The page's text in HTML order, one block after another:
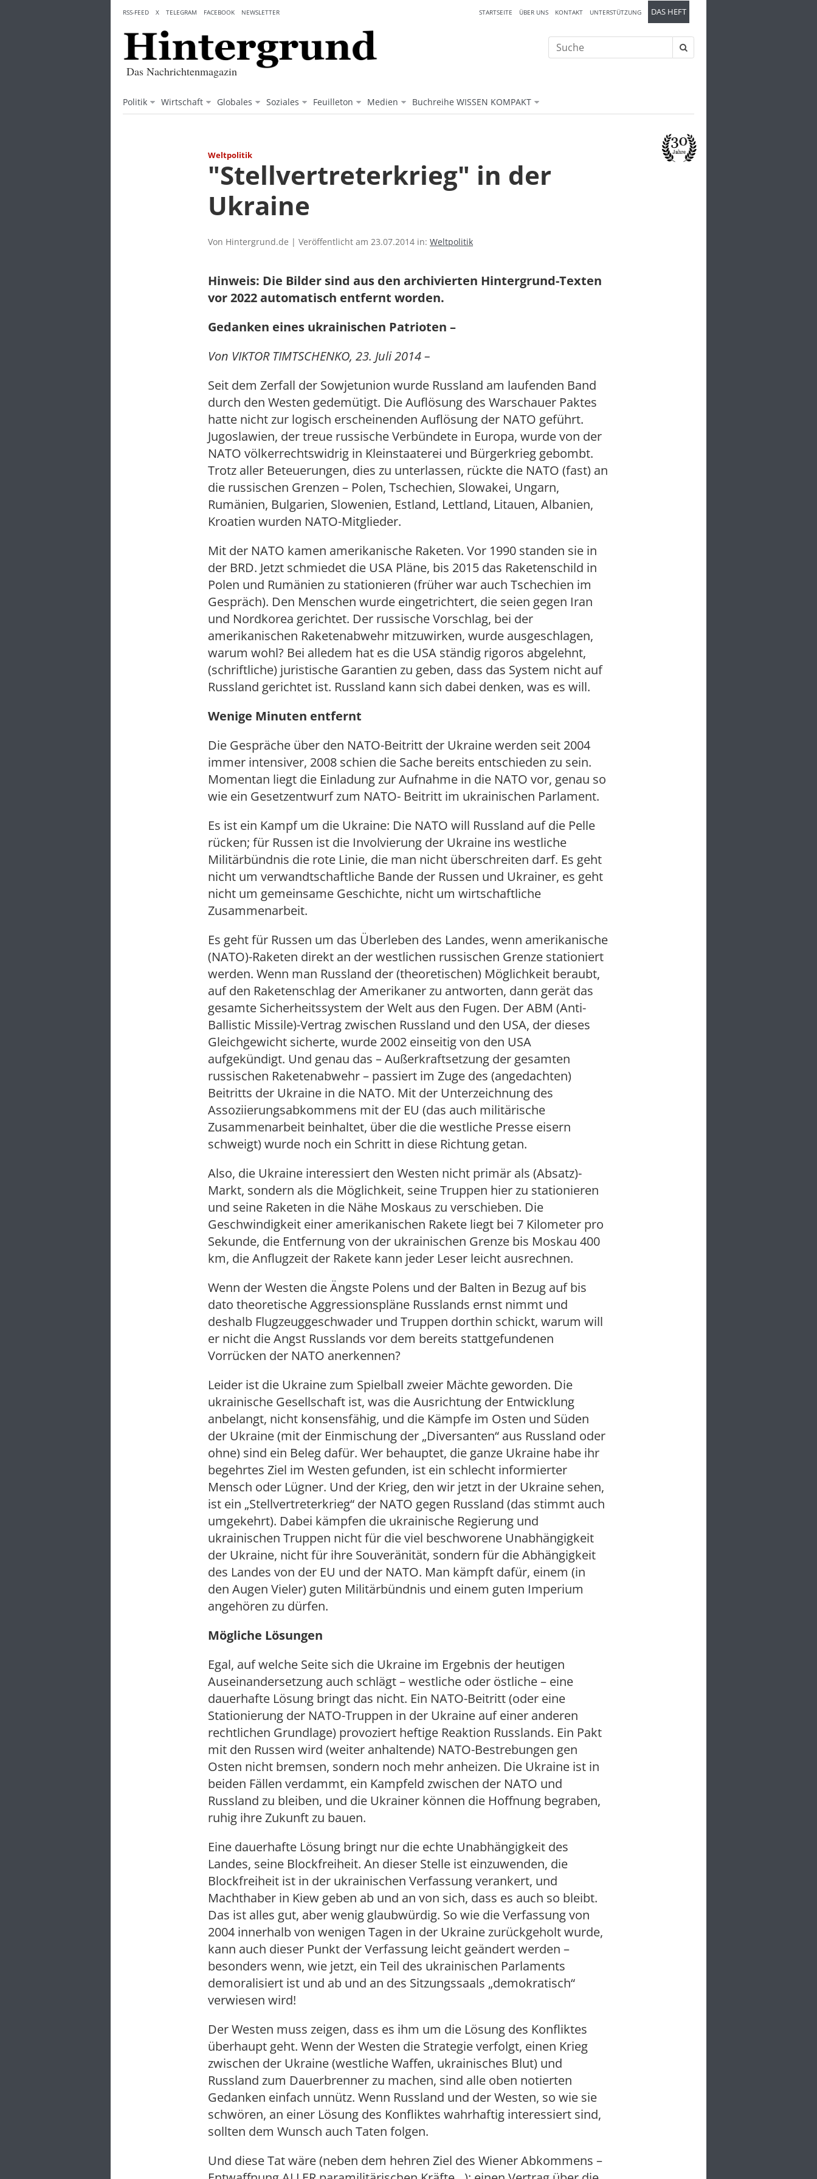
content
Das Nachrichtenmagazin
Politik Wirtschaft Globales Soziales Feuilleton Medien Buchreihe WISSEN KOMPAKT
STARTSEITE ÜBER UNS KONTAKT UNTERSTÜTZUNG DAS HEFT
RSS-FEED X TELEGRAM FACEBOOK NEWSLETTER
Suche
nach:
Weltpolitik
"Stellvertreterkrieg" in der
Ukraine
Von Hintergrund.de | Veröffentlicht am 23.07.2014 in: Weltpolitik
Hinweis: Die Bilder sind aus den archivierten Hintergrund-Texten
vor 2022 automatisch entfernt worden.
Gedanken eines ukrainischen Patrioten –
Von VIKTOR TIMTSCHENKO, 23. Juli 2014 –
Seit dem Zerfall der Sowjetunion wurde Russland am laufenden Band
durch den Westen gedemütigt. Die Auflösung des Warschauer Paktes
hatte nicht zur logisch erscheinenden Auflösung der NATO geführt.
Jugoslawien, der treue russische Verbündete in Europa, wurde von der
NATO völkerrechtswidrig in Kleinstaaterei und Bürgerkrieg gebombt.
Trotz aller Beteuerungen, dies zu unterlassen, rückte die NATO (fast) an
die russischen Grenzen – Polen, Tschechien, Slowakei, Ungarn,
Rumänien, Bulgarien, Slowenien, Estland, Lettland, Litauen, Albanien,
Kroatien wurden NATO-Mitglieder.
Mit der NATO kamen amerikanische Raketen. Vor 1990 standen sie in
der BRD. Jetzt schmiedet die USA Pläne, bis 2015 das Raketenschild in
Polen und Rumänien zu stationieren (früher war auch Tschechien im
Gespräch). Den Menschen wurde eingetrichtert, die seien gegen Iran
und Nordkorea gerichtet. Der russische Vorschlag, bei der
amerikanischen Raketenabwehr mitzuwirken, wurde ausgeschlagen,
warum wohl? Bei alledem hat es die USA ständig rigoros abgelehnt,
(schriftliche) juristische Garantien zu geben, dass das System nicht auf
Russland gerichtet ist. Russland kann sich dabei denken, was es will.
Wenige Minuten entfernt
Die Gespräche über den NATO-Beitritt der Ukraine werden seit 2004
immer intensiver, 2008 schien die Sache bereits entschieden zu sein.
Momentan liegt die Einladung zur Aufnahme in die NATO vor, genau so
wie ein Gesetzentwurf zum NATO- Beitritt im ukrainischen Parlament.
Es ist ein Kampf um die Ukraine: Die NATO will Russland auf die Pelle
rücken; für Russen ist die Involvierung der Ukraine ins westliche
Militärbündnis die rote Linie, die man nicht überschreiten darf. Es geht
nicht um verwandtschaftliche Bande der Russen und Ukrainer, es geht
nicht um gemeinsame Geschichte, nicht um wirtschaftliche
Zusammenarbeit.
Es geht für Russen um das Überleben des Landes, wenn amerikanische
(NATO)-Raketen direkt an der westlichen russischen Grenze stationiert
werden. Wenn man Russland der (theoretischen) Möglichkeit beraubt,
auf den Raketenschlag der Amerikaner zu antworten, dann gerät das
gesamte Sicherheitssystem der Welt aus den Fugen. Der ABM (Anti-
Ballistic Missile)-Vertrag zwischen Russland und den USA, der dieses
Gleichgewicht sicherte, wurde 2002 einseitig von den USA
aufgekündigt. Und genau das – Außerkraftsetzung der gesamten
russischen Raketenabwehr – passiert im Zuge des (angedachten)
Beitritts der Ukraine in die NATO. Mit der Unterzeichnung des
Assoziierungsabkommens mit der EU (das auch militärische
Zusammenarbeit beinhaltet, über die die westliche Presse eisern
schweigt) wurde noch ein Schritt in diese Richtung getan.
Also, die Ukraine interessiert den Westen nicht primär als (Absatz)-
Markt, sondern als die Möglichkeit, seine Truppen hier zu stationieren
und seine Raketen in die Nähe Moskaus zu verschieben. Die
Geschwindigkeit einer amerikanischen Rakete liegt bei 7 Kilometer pro
Sekunde, die Entfernung von der ukrainischen Grenze bis Moskau 400
km, die Anflugzeit der Rakete kann jeder Leser leicht ausrechnen.
Wenn der Westen die Ängste Polens und der Balten in Bezug auf bis
dato theoretische Aggressionspläne Russlands ernst nimmt und
deshalb Flugzeuggeschwader und Truppen dorthin schickt, warum will
er nicht die Angst Russlands vor dem bereits stattgefundenen
Vorrücken der NATO anerkennen?
Leider ist die Ukraine zum Spielball zweier Mächte geworden. Die
ukrainische Gesellschaft ist, was die Ausrichtung der Entwicklung
anbelangt, nicht konsensfähig, und die Kämpfe im Osten und Süden
der Ukraine (mit der Einmischung der „Diversanten“ aus Russland oder
ohne) sind ein Beleg dafür. Wer behauptet, die ganze Ukraine habe ihr
begehrtes Ziel im Westen gefunden, ist ein schlecht informierter
Mensch oder Lügner. Und der Krieg, den wir jetzt in der Ukraine sehen,
ist ein „Stellvertreterkrieg“ der NATO gegen Russland (das stimmt auch
umgekehrt). Dabei kämpfen die ukrainische Regierung und
ukrainischen Truppen nicht für die viel beschworene Unabhängigkeit
der Ukraine, nicht für ihre Souveränität, sondern für die Abhängigkeit
des Landes von der EU und der NATO. Man kämpft dafür, einem (in
den Augen Vieler) guten Militärbündnis und einem guten Imperium
angehören zu dürfen.
Mögliche Lösungen
Egal, auf welche Seite sich die Ukraine im Ergebnis der heutigen
Auseinandersetzung auch schlägt – westliche oder östliche – eine
dauerhafte Lösung bringt das nicht. Ein NATO-Beitritt (oder eine
Stationierung der NATO-Truppen in der Ukraine auf einer anderen
rechtlichen Grundlage) provoziert heftige Reaktion Russlands. Ein Pakt
mit den Russen wird (weiter anhaltende) NATO-Bestrebungen gen
Osten nicht bremsen, sondern noch mehr anheizen. Die Ukraine ist in
beiden Fällen verdammt, ein Kampfeld zwischen der NATO und
Russland zu bleiben, und die Ukrainer können die Hoffnung begraben,
ruhig ihre Zukunft zu bauen.
Eine dauerhafte Lösung bringt nur die echte Unabhängigkeit des
Landes, seine Blockfreiheit. An dieser Stelle ist einzuwenden, die
Blockfreiheit ist in der ukrainischen Verfassung verankert, und
Machthaber in Kiew geben ab und an von sich, dass es auch so bleibt.
Das ist alles gut, aber wenig glaubwürdig. So wie die Verfassung von
2004 innerhalb von wenigen Tagen in der Ukraine zurückgeholt wurde,
kann auch dieser Punkt der Verfassung leicht geändert werden –
besonders wenn, wie jetzt, ein Teil des ukrainischen Parlaments
demoralisiert ist und ab und an des Sitzungssaals „demokratisch“
verwiesen wird!
Der Westen muss zeigen, dass es ihm um die Lösung des Konfliktes
überhaupt geht. Wenn der Westen die Strategie verfolgt, einen Krieg
zwischen der Ukraine (westliche Waffen, ukrainisches Blut) und
Russland zum Dauerbrenner zu machen, sind alle oben notierten
Gedanken einfach unnütz. Wenn Russland und der Westen, so wie sie
schwören, an einer Lösung des Konfliktes wahrhaftig interessiert sind,
sollten dem Wunsch auch Taten folgen.
Und diese Tat wäre (neben dem hehren Ziel des Wiener Abkommens –